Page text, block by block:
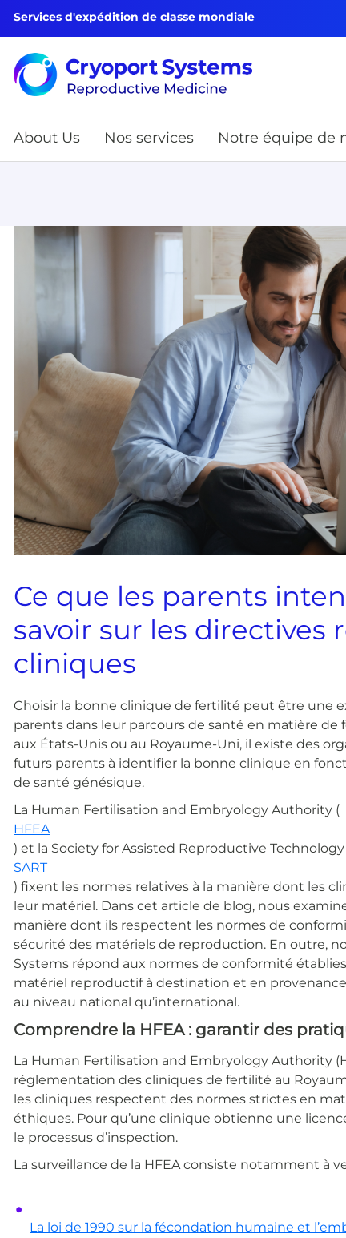
Services d'expédition de classe mondiale
About Us Nos services Notre équipe de
Ce que les parents
savoir sur les directives
cliniques
Choisir la bonne clinique de fertilité peut être une
parents dans leur parcours de santé en matière de
aux États-Unis ou au Royaume-Uni, il existe des
futurs parents à identifier la bonne clinique en
de santé génésique.
La Human Fertilisation and Embryology Authority (
HFEA
) et la Society for Assisted Reproductive Technology
SART
) fixent les normes relatives à la manière dont les
leur matériel. Dans cet article de blog, nous
manière dont ils respectent les normes de
sécurité des matériels de reproduction. En outre,
Systems répond aux normes de conformité
matériel reproductif à destination et en
au niveau national qu’international.
Comprendre la HFEA : garantir des
La Human Fertilisation and Embryology Authority
réglementation des cliniques de fertilité au
les cliniques respectent des normes strictes en
éthiques. Pour qu’une clinique obtienne une
le processus d’inspection.
La surveillance de la HFEA consiste notamment à
La loi de 1990 sur la fécondation humaine et